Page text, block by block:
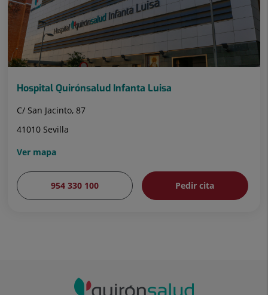
Hospital Quirónsalud Infanta Luisa
C/ San Jacinto, 87
41010 Sevilla
Ver mapa
954 330 100 Pedir cita